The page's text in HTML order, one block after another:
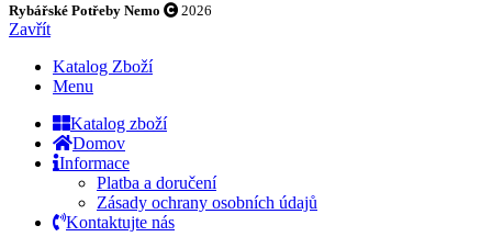
Rybářské Potřeby Nemo 2026
Zavřít
Katalog Zboží
Menu
Katalog zboží
Domov
Informace
Platba a doručení
Zásady ochrany osobních údajů
Kontaktujte nás